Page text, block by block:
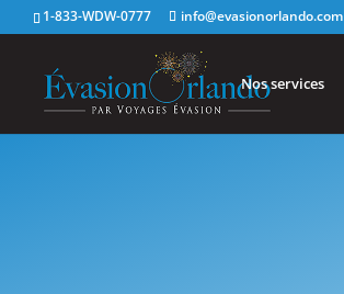
1-833-WDW-0777 info@evasionorlando.com
Nos services